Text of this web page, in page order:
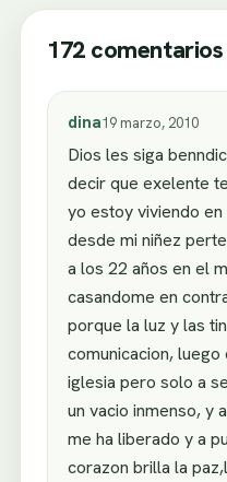
172 comentarios
dina19 marzo, 2010
Dios les siga
decir que exelente
yo estoy viviendo
desde mi niñez
a los 22 años en el
casandome en
porque la luz y las
comunicacion,
iglesia pero solo a
un vacio inmenso, y
me ha liberado y a
corazon brilla la